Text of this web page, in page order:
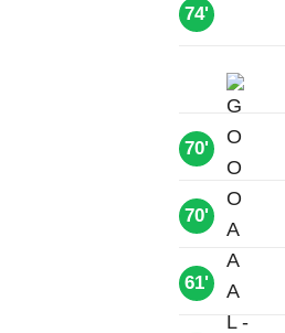
74'
70'
70'
61'